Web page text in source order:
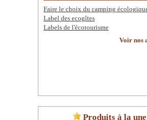
Faire le choix du camping
Label des ecogîtes
Labels de l'écotourisme
Voir nos
Produits à la une